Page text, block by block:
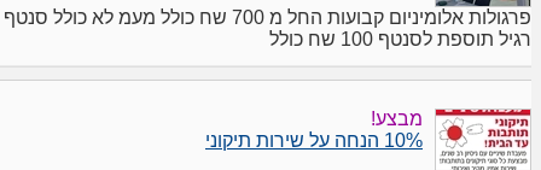
פרגולות אלומיניום קבועות החל מ 700 שח כולל מעמ לא כולל סנטף
רגיל תוספת לסנטף 100 שח כולל
מבצע!
10% הנחה על שירות תיקוני